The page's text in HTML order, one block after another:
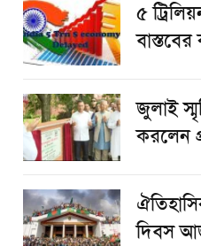
৫
জুলাই
করলেন
দিবস